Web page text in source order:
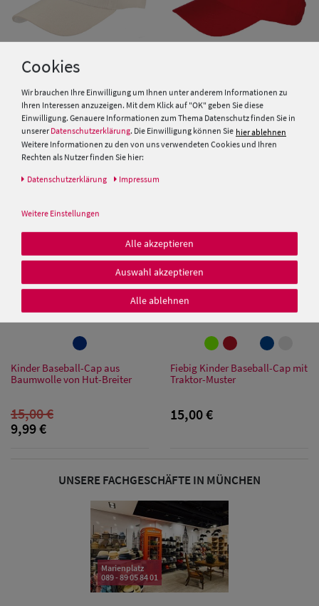
Damen Caps
Damen
Baseball Caps
Schutz Caps
Bandana Caps
Sonnenschilder
McBurn Kinder Baseballcap
uni reine Baumwolle
Balke Kinder Baseball Cap mit
UV-Schutz 40+
9,95 €
Kinder Baseball-Cap aus
Baumwolle von Hut-Breiter
15,00 €
9,99 €
Fiebig Kinder Baseball-Cap mit
Traktor-Muster
15,00 €
UNSERE FACHGESCHÄFTE IN MÜNCHEN
Marienplatz
089 - 89 05 84 01
Cookies
Wir brauchen Ihre Einwilligung um Ihnen unter anderem Informationen zu
Ihren Interessen anzuzeigen. Mit dem Klick auf "OK" geben Sie diese
Einwilligung. Genauere Informationen zum Thema Datenschutz finden Sie in
unserer Datenschutzerklärung. Die Einwilligung können Sie hier ablehnen
Weitere Informationen zu den von uns verwendeten Cookies und Ihren
Rechten als Nutzer finden Sie hier:
Daten­schutz­erklärung Impressum
Weitere Einstellungen
Alle akzeptieren
Auswahl akzeptieren
Alle ablehnen